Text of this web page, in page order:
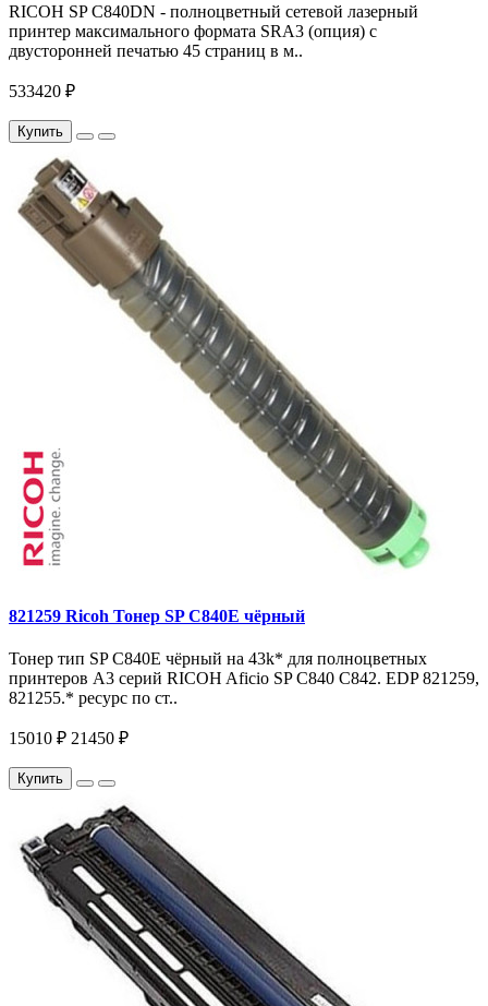
RICOH SP С840DN - полноцветный сетевой лазерный
принтер максимального формата SRA3 (опция) с
двусторонней печатью 45 страниц в м..
533420 ₽
Купить
821259 Ricoh Тонер SP C840E чёрный
Тонер тип SP C840E чёрный на 43k* для полноцветных
принтеров A3 серий RICOH Aficio SP C840 C842. EDP 821259,
821255.* ресурс по ст..
15010 ₽ 21450 ₽
Купить